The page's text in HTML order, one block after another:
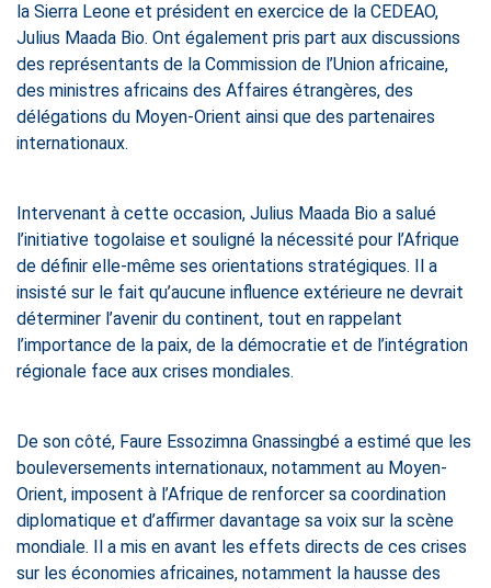
la Sierra Leone et président en exercice de la CEDEAO,
Julius Maada Bio. Ont également pris part aux discussions
des représentants de la Commission de l’Union africaine,
des ministres africains des Affaires étrangères, des
délégations du Moyen-Orient ainsi que des partenaires
internationaux.
Intervenant à cette occasion, Julius Maada Bio a salué
l’initiative togolaise et souligné la nécessité pour l’Afrique
de définir elle-même ses orientations stratégiques. Il a
insisté sur le fait qu’aucune influence extérieure ne devrait
déterminer l’avenir du continent, tout en rappelant
l’importance de la paix, de la démocratie et de l’intégration
régionale face aux crises mondiales.
De son côté, Faure Essozimna Gnassingbé a estimé que les
bouleversements internationaux, notamment au Moyen-
Orient, imposent à l’Afrique de renforcer sa coordination
diplomatique et d’affirmer davantage sa voix sur la scène
mondiale. Il a mis en avant les effets directs de ces crises
sur les économies africaines, notamment la hausse des